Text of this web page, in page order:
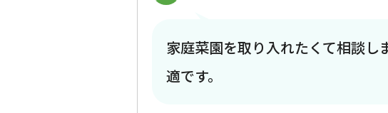
家庭菜園を取り入れたくて相談し
適です。